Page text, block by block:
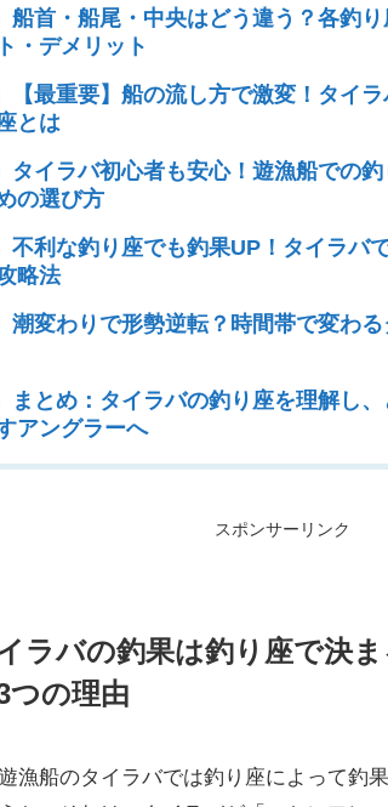
船首・船尾・中央はどう違う？各釣り
・デメリット
【最重要】船の流し方で激変！タイ
とは
タイラバ初心者も安心！遊漁船での
の選び方
不利な釣り座でも釣果UP！タイラバ
略法
潮変わりで形勢逆転？時間帯で変わ
まとめ：タイラバの釣り座を理解し
アングラーへ
スポンサーリンク